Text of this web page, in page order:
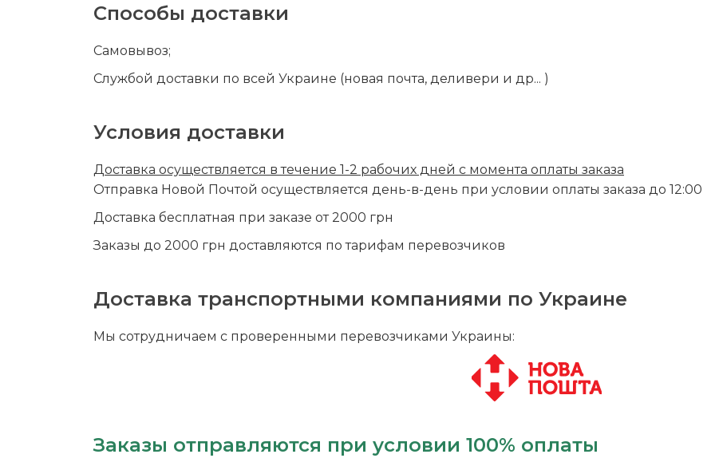
Способы доставки
Самовывоз;
Службой доставки по всей Украине (новая почта, деливери и др... )
Условия доставки
Доставка осуществляется в течение 1-2 рабочих дней с момента оплаты заказа
Отправка Новой Почтой осуществляется день-в-день при условии оплаты заказа до 12:00
Доставка бесплатная при заказе от 2000 грн
Заказы до 2000 грн доставляются по тарифам перевозчиков
Доставка транспортными компаниями по Украине
Мы сотрудничаем с проверенными перевозчиками Украины:
Заказы отправляются при условии 100% оплаты